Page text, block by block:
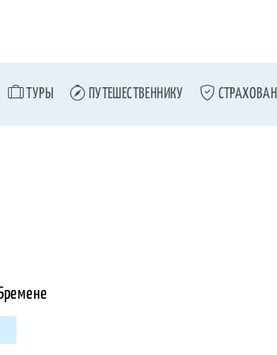
ТУРЫ ПУТЕШЕСТВЕННИКУ